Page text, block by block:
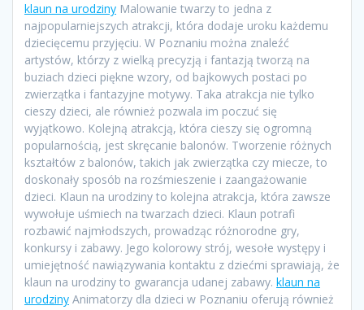
klaun na urodziny Malowanie twarzy to jedna z
najpopularniejszych atrakcji, która dodaje uroku każdemu
dziecięcemu przyjęciu. W Poznaniu można znaleźć
artystów, którzy z wielką precyzją i fantazją tworzą na
buziach dzieci piękne wzory, od bajkowych postaci po
zwierzątka i fantazyjne motywy. Taka atrakcja nie tylko
cieszy dzieci, ale również pozwala im poczuć się
wyjątkowo. Kolejną atrakcją, która cieszy się ogromną
popularnością, jest skręcanie balonów. Tworzenie różnych
kształtów z balonów, takich jak zwierzątka czy miecze, to
doskonały sposób na rozśmieszenie i zaangażowanie
dzieci. Klaun na urodziny to kolejna atrakcja, która zawsze
wywołuje uśmiech na twarzach dzieci. Klaun potrafi
rozbawić najmłodszych, prowadząc różnorodne gry,
konkursy i zabawy. Jego kolorowy strój, wesołe występy i
umiejętność nawiązywania kontaktu z dziećmi sprawiają, że
klaun na urodziny to gwarancja udanej zabawy. klaun na
urodziny Animatorzy dla dzieci w Poznaniu oferują również